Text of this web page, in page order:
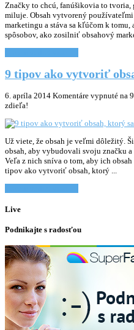
Značky to chcú, fanúšikovia to tvoria,
miluje. Obsah vytvorený
marketingu a stáva sa kľúčom k
spôsobov, ako zosilniť obsahový
9 tipov ako vytvoriť
6. apríla 2014 Komentáre vypnuté na
zdieľa!
Už viete, že obsah je veľmi dôležitý.
obsah, aby vybudovali svoju značku
Veľa z nich sníva o tom, aby ich
tipov ako vytvoriť obsah, ktorý ...
Live
Podnikajte s radosťou